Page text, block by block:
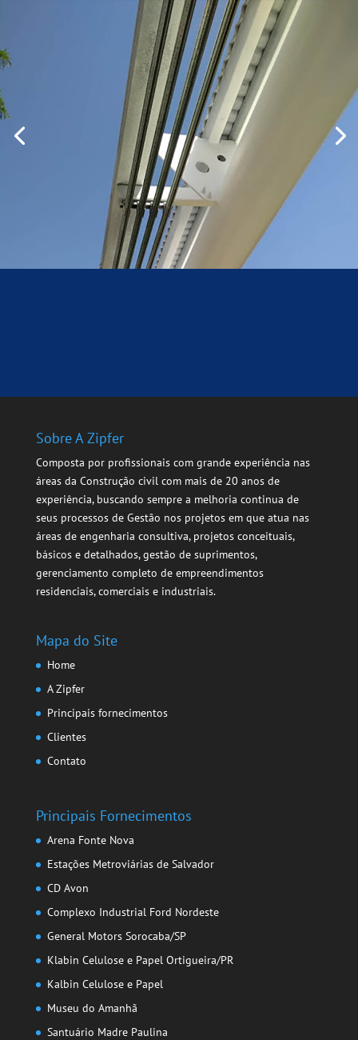
Sobre A Zipfer
Composta por profissionais com grande experiência nas
áreas da Construção civil com mais de 20 anos de
experiência, buscando sempre a melhoria continua de
seus processos de Gestão nos projetos em que atua nas
áreas de engenharia consultiva, projetos conceituais,
básicos e detalhados, gestão de suprimentos,
gerenciamento completo de empreendimentos
residenciais, comerciais e industriais.
Mapa do Site
Home
A Zipfer
Principais fornecimentos
Clientes
Contato
Principais Fornecimentos
Arena Fonte Nova
Estações Metroviárias de Salvador
CD Avon
Complexo Industrial Ford Nordeste
General Motors Sorocaba/SP
Klabin Celulose e Papel Ortigueira/PR
Kalbin Celulose e Papel
Museu do Amanhã
Santuário Madre Paulina